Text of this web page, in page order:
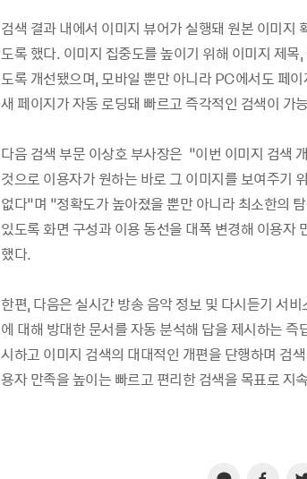
검색 결과 내에서 이미지 뷰어가 실행돼 원본 이미지
도록 했다. 이미지 집중도를 높이기 위해 이미지 제
도록 개선됐으며, 모바일 뿐만 아니라 PC에서도 페
새 페이지가 자동 로딩돼 빠르고 즉각적인 검색이 가
다음 검색 부문 이상호 부사장은 “이번 이미지 검색
것으로 이용자가 원하는 바로 그 이미지를 보여주기
없다”며 “정확도가 높아졌을 뿐만 아니라 최소한의
있도록 화면 구성과 이용 동선을 대폭 변경해 이용자
했다.
한편, 다음은 실시간 방송 음악 정보 및 다시듣기 서
에 대해 방대한 문서를 자동 분석해 답을 제시하는 즉
시하고 이미지 검색의 대대적인 개편을 단행하며 검
용자 만족을 높이는 빠르고 편리한 검색을 목표로 지